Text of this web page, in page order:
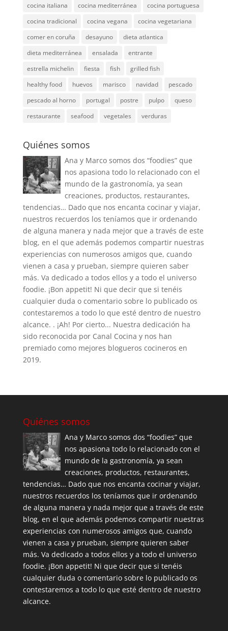
cocina italiana
cocina mediterránea
cocina portuguesa
cocina tradicional
cocina vegana
cocina vegetariana
comer en coruña
desayuno
dieta atlantica
dieta mediterránea
ensalada
entrante
estrella michelin
fiesta fish
grilled fish
healthy food
huevos marisco navidad
pescado
pescado al horno
portugal postre pulpo
queso
restaurante
seafood vegetales verduras
Quiénes somos
Ana y Marco somos dos “foodies” que
nos apasiona todo lo relacionado con el
mundo de la gastronomía, ya sean
creaciones, productos, restaurantes,
tendencias… Dado que nos encanta cocinar y viajar,
nuestros recuerdos los teníamos que ir ordenando
de alguna manera y nada mejor que a través de este
blog, en el que además podemos compartir nuestras
experiencias con numerosos amigos que, cuando
vienen a casa y prueban, siempre quieren saber
más. Va dedicado a todos ellos y a todo el universo
foodie. ¡Bon appetit! Ni que decir que si tenéis
cualquier duda o comentario sobre lo publicado os
contestaremos a todo lo que esté dentro de nuestro
alcance. . ¡Ah! Por cierto... Nuestra dedicación ha
sido reconocida por Canal Cocina y nos han
premiado como mejores blogueros cocineros en
2019.
Quiénes somos
Ana y Marco somos dos “foodies” que
nos apasiona todo lo relacionado con el
mundo de la gastronomía, ya sean
creaciones, productos, restaurantes,
tendencias… Dado que nos encanta cocinar y viajar,
nuestros recuerdos los teníamos que ir ordenando
de alguna manera y nada mejor que a través de este
blog, en el que además podemos compartir nuestras
experiencias con numerosos amigos que, cuando
vienen a casa y prueban, siempre quieren saber
más. Va dedicado a todos ellos y a todo el universo
foodie. ¡Bon appetit! Ni que decir que si tenéis
cualquier duda o comentario sobre lo publicado os
contestaremos a todo lo que esté dentro de nuestro
alcance.